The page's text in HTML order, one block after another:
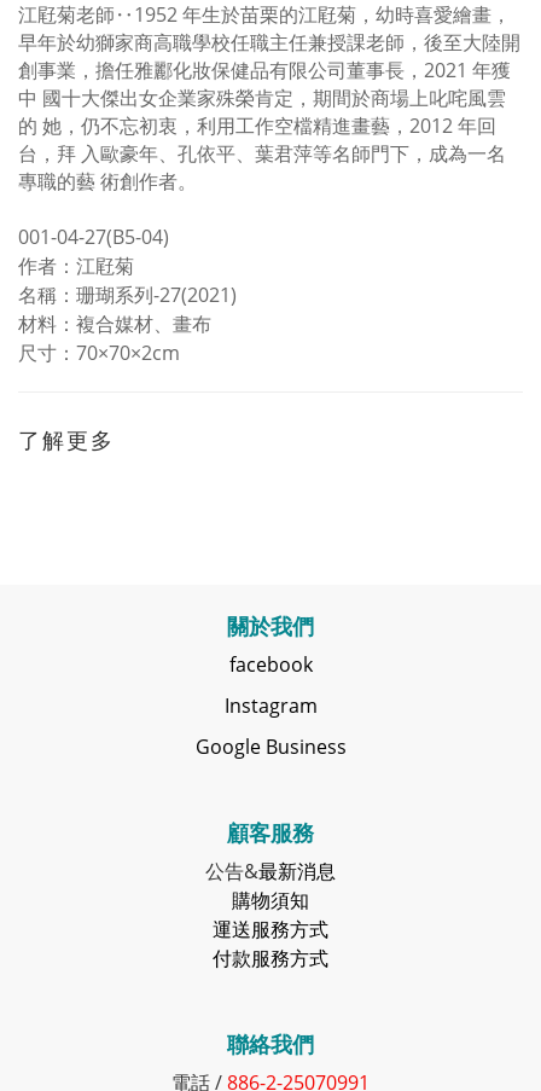
江屘菊老師‥1952年生於苗栗的江屘菊，幼時喜愛繪畫，
早年於幼獅家商高職學校任職主任兼授課老師，後至大陸開
創事業，擔任雅酈化妝保健品有限公司董事長， 2021 年獲
中 國十大傑出女企業家殊榮肯定，期間於商場上叱咤風雲
的 她，仍不忘初衷，利用工作空檔精進畫藝， 2012年回
台，拜 入歐豪年、孔依平、葉君萍等名師門下，成為一名
專職的藝 術創作者。
001-04-27(B5-04)
作者：江屘菊
名稱：珊瑚系列-27(2021)
材料：複合媒材、畫布
尺寸： 70×70×2cm
了解更多
關於我們
facebook
Instagram
Google Business
顧客服務
公告&最新消息
購物須知
運送服務方式
付款服務方式
聯絡我們
電話 /886-2-25070991